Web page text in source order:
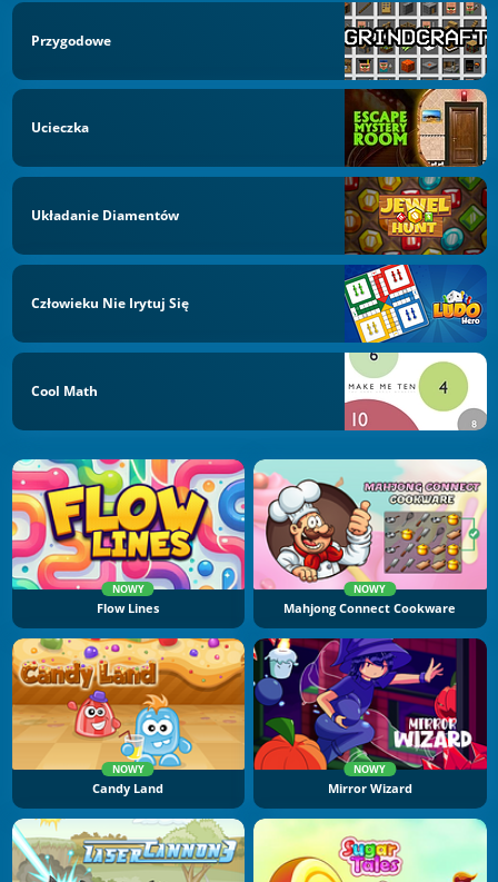
Przygodowe
Ucieczka
Układanie Diamentów
Człowieku Nie Irytuj Się
Cool Math
NOWY
Flow Lines
NOWY
Mahjong Connect Cookware
NOWY
Candy Land
NOWY
Mirror Wizard